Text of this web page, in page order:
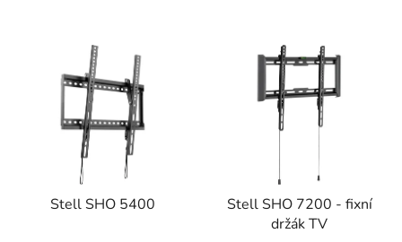
Stell SHO 5400
Stell SHO 7200 - fixní
držák TV